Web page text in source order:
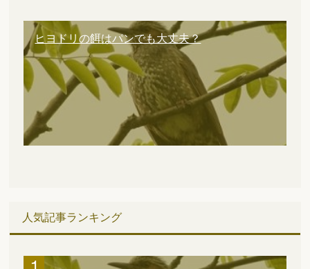
ヒヨドリの餌はパンでも大丈夫？
人気記事ランキング